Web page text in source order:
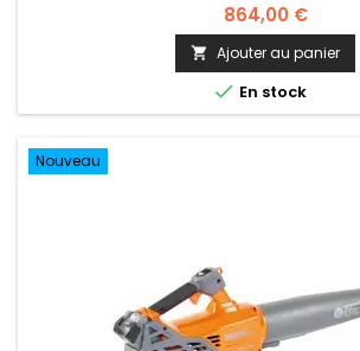
864,00 €
 Ajouter au panier
 En stock
Nouveau